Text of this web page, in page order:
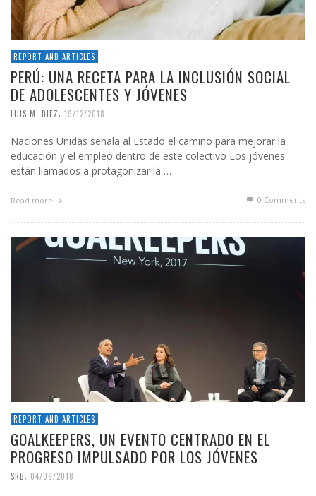
REPORT AND ARTICLES
PERÚ: UNA RECETA PARA LA INCLUSIÓN SOCIAL
DE ADOLESCENTES Y JÓVENES
LUIS M. DIEZ, 19/12/2018
Naciones Unidas señala al Estado el camino para mejorar la
educación y el empleo dentro de este colectivo Los jóvenes
están llamados a protagonizar la …
Read more 0 Comments
REPORT AND ARTICLES
GOALKEEPERS, UN EVENTO CENTRADO EN EL
PROGRESO IMPULSADO POR LOS JÓVENES
SRB, 04/09/2018